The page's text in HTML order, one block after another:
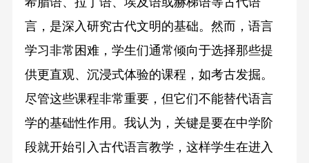
言，是深入研究古代文明的基础。然而，语言
学习非常困难，学生们通常倾向于选择那些提
供更直观、沉浸式体验的课程，如考古发掘。
尽管这些课程非常重要，但它们不能替代语言
学的基础性作用。我认为，关键是要在中学阶
段就开始引入古代语言教学，这样学生在进入